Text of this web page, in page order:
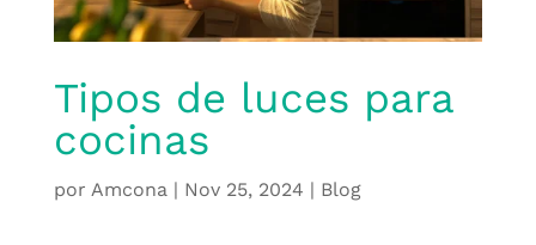
Tipos de luces para
cocinas
por Amcona| Nov 25, 2024 | Blog